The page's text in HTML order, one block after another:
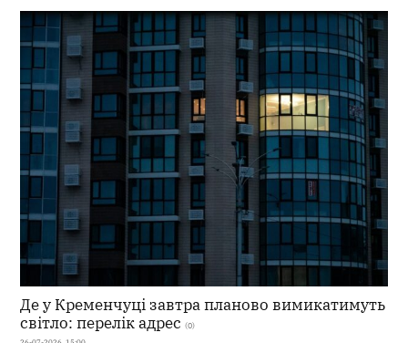
Де у Кременчуці завтра планово вимикатимуть
світло: перелік адрес (0)